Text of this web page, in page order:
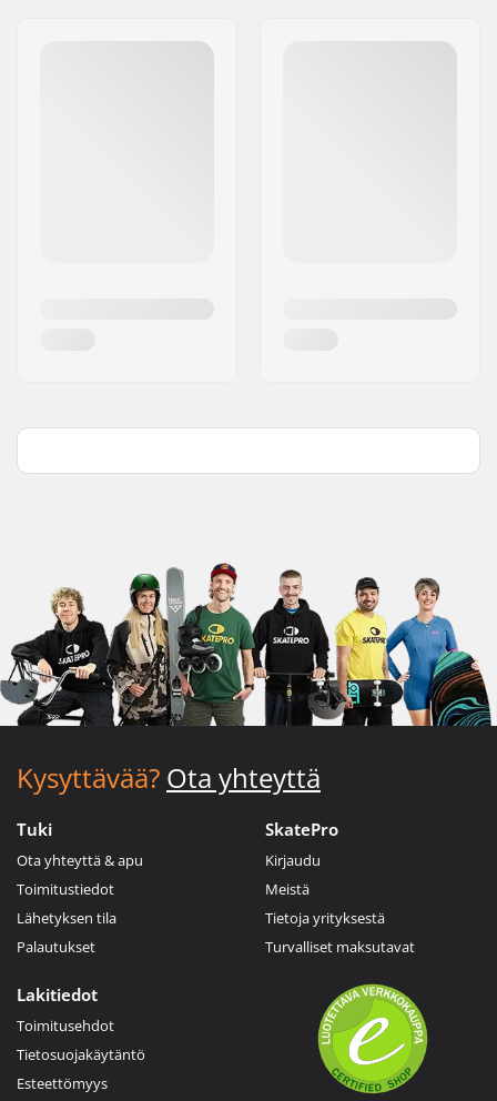
Kysyttävää? Ota yhteyttä
Tuki
Ota yhteyttä & apu
Toimitustiedot
Lähetyksen tila
Palautukset
SkatePro
Kirjaudu
Meistä
Tietoja yrityksestä
Turvalliset maksutavat
Lakitiedot
Toimitusehdot
Tietosuojakäytäntö
Esteettömyys